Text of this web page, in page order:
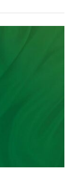
из
за звание
на время